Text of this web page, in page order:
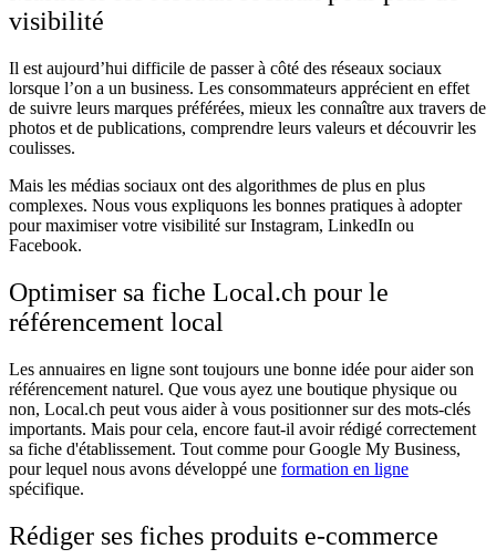
visibilité
Il est aujourd’hui difficile de passer à côté des réseaux sociaux
lorsque l’on a un business. Les consommateurs apprécient en effet
de suivre leurs marques préférées, mieux les connaître aux travers de
photos et de publications, comprendre leurs valeurs et découvrir les
coulisses.
Mais les médias sociaux ont des algorithmes de plus en plus
complexes. Nous vous expliquons les bonnes pratiques à adopter
pour maximiser votre visibilité sur Instagram, LinkedIn ou
Facebook.
Optimiser sa fiche Local.ch pour le
référencement local
Les annuaires en ligne sont toujours une bonne idée pour aider son
référencement naturel. Que vous ayez une boutique physique ou
non, Local.ch peut vous aider à vous positionner sur des mots-clés
importants. Mais pour cela, encore faut-il avoir rédigé correctement
sa fiche d'établissement. Tout comme pour Google My Business,
pour lequel nous avons développé une formation en ligne
spécifique.
Rédiger ses fiches produits e-commerce